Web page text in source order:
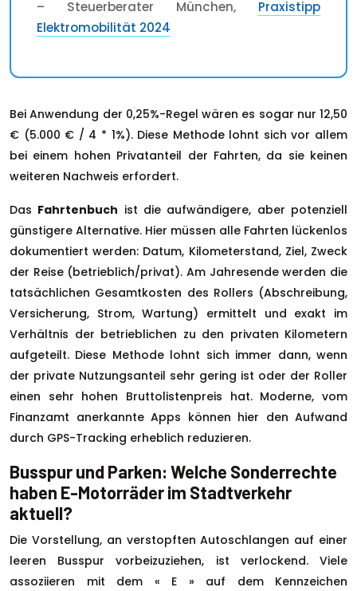
– Steuerberater München, Praxistipp
Elektromobilität 2024
Bei Anwendung der 0,25%-Regel wären es sogar nur 12,50
€ (5.000 € / 4 * 1%). Diese Methode lohnt sich vor allem
bei einem hohen Privatanteil der Fahrten, da sie keinen
weiteren Nachweis erfordert.
Das Fahrtenbuch ist die aufwändigere, aber potenziell
günstigere Alternative. Hier müssen alle Fahrten lückenlos
dokumentiert werden: Datum, Kilometerstand, Ziel, Zweck
der Reise (betrieblich/privat). Am Jahresende werden die
tatsächlichen Gesamtkosten des Rollers (Abschreibung,
Versicherung, Strom, Wartung) ermittelt und exakt im
Verhältnis der betrieblichen zu den privaten Kilometern
aufgeteilt. Diese Methode lohnt sich immer dann, wenn
der private Nutzungsanteil sehr gering ist oder der Roller
einen sehr hohen Bruttolistenpreis hat. Moderne, vom
Finanzamt anerkannte Apps können hier den Aufwand
durch GPS-Tracking erheblich reduzieren.
Busspur und Parken: Welche Sonderrechte
haben E-Motorräder im Stadtverkehr
aktuell?
Die Vorstellung, an verstopften Autoschlangen auf einer
leeren Busspur vorbeizuziehen, ist verlockend. Viele
assoziieren mit dem « E » auf dem Kennzeichen